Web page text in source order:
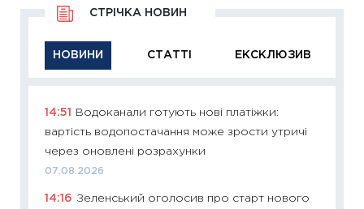
НОВИНИ СТАТТІ ЕКСКЛЮЗИВ
СТРІЧКА НОВИН
14:51
Водоканали готують нові платіжки:
вартість водопостачання може зрости утричі
через оновлені розрахунки
07.08.2026
14:16 Зеленський оголосив про старт нового